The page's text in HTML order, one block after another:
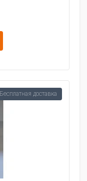
Бесплатная доставка